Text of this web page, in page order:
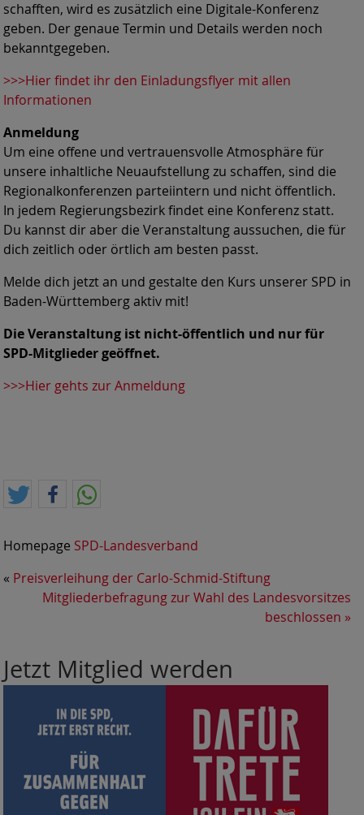
schafften, wird es zusätzlich eine Digitale-Konferenz
geben. Der genaue Termin und Details werden noch
bekanntgegeben.
>>>Hier findet ihr den Einladungsflyer mit allen
Informationen
Anmeldung
Um eine offene und vertrauensvolle Atmosphäre für
unsere inhaltliche Neuaufstellung zu schaffen, sind die
Regionalkonferenzen parteiintern und nicht öffentlich.
In jedem Regierungsbezirk findet eine Konferenz statt.
Du kannst dir aber die Veranstaltung aussuchen, die für
dich zeitlich oder örtlich am besten passt.
Melde dich jetzt an und gestalte den Kurs unserer SPD in
Baden-Württemberg aktiv mit!
Die Veranstaltung ist nicht-öffentlich und nur für
SPD-Mitglieder geöffnet.
>>>Hier gehts zur Anmeldung
Homepage SPD-Landesverband
« Preisverleihung der Carlo-Schmid-Stiftung
Mitgliederbefragung zur Wahl des Landesvorsitzes
beschlossen »
Jetzt Mitglied werden